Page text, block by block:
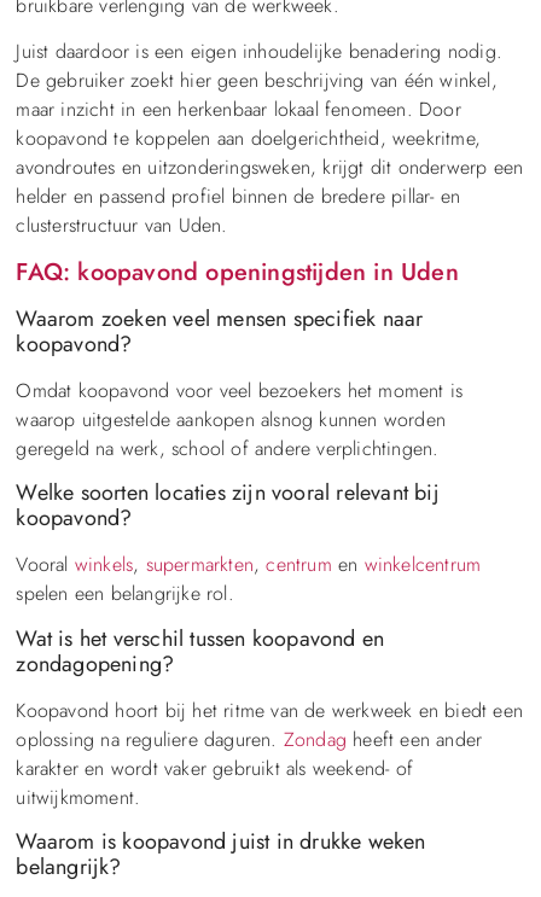
Juist daardoor is een eigen inhoudelijke benadering nodig.
De gebruiker zoekt hier geen beschrijving van één winkel,
maar inzicht in een herkenbaar lokaal fenomeen. Door
koopavond te koppelen aan doelgerichtheid, weekritme,
avondroutes en uitzonderingsweken, krijgt dit onderwerp een
helder en passend profiel binnen de bredere pillar- en
clusterstructuur van Uden.
FAQ: koopavond openingstijden in Uden
Waarom zoeken veel mensen specifiek naar
koopavond?
Omdat koopavond voor veel bezoekers het moment is
waarop uitgestelde aankopen alsnog kunnen worden
geregeld na werk, school of andere verplichtingen.
Welke soorten locaties zijn vooral relevant bij
koopavond?
Vooral winkels, supermarkten,centrum en winkelcentrum
spelen een belangrijke rol.
Wat is het verschil tussen koopavond en
zondagopening?
Koopavond hoort bij het ritme van de werkweek en biedt een
oplossing na reguliere daguren. Zondag heeft een ander
karakter en wordt vaker gebruikt als weekend- of
uitwijkmoment.
Waarom is koopavond juist in drukke weken
belangrijk?